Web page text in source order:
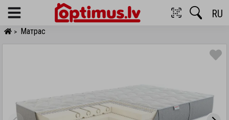
Menu RU
> Матрас